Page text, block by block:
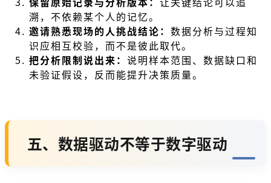
溯，不依赖某个人的记忆。
邀请熟悉现场的人挑战结论： 数据分析与过程知
识应相互校验，而不是彼此取代。
把分析限制说出来： 说明样本范围、数据缺口和
未验证假设，反而能提升决策质量。
五、数据驱动不等于数字驱动